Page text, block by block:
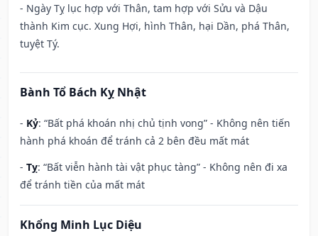
- Ngày Tỵ lục hợp với Thân, tam hợp với Sửu và Dậu
thành Kim cục. Xung Hợi, hình Thân, hại Dần, phá Thân,
tuyệt Tý.
Bành Tổ Bách Kỵ Nhật
- Kỷ: “Bất phá khoán nhị chủ tịnh vong” - Không nên tiến
hành phá khoán để tránh cả 2 bên đều mất mát
- Tỵ: “Bất viễn hành tài vật phục tàng” - Không nên đi xa
để tránh tiền của mất mát
Khổng Minh Lục Diệu